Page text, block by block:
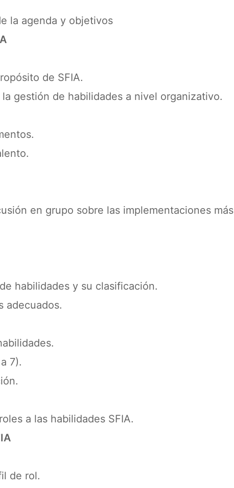
la agenda y objetivos
de SFIA.
gestión de habilidades a nivel organizativo.
en grupo sobre las implementaciones más
habilidades y su clasificación.
adecuados.
7).
a las habilidades SFIA.
de rol.